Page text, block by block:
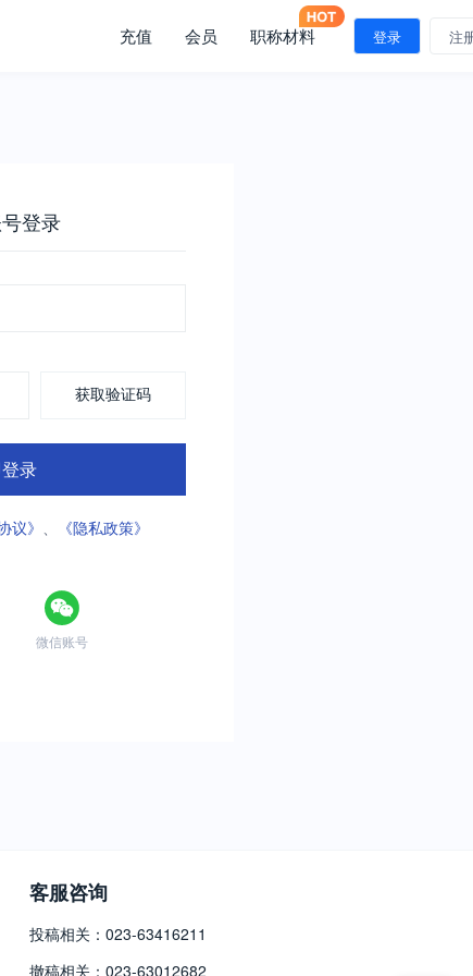
充值 会员 职称材料 登录 注
登录
获取验证码
录
议》 、 《隐私政策》
微信账号
客服咨询
投稿相关：023-63416211
撤稿相关：023-63012682